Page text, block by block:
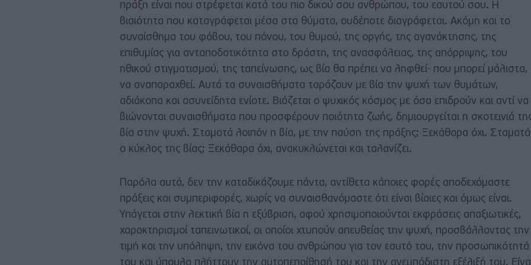
πράξη είναι που στρέφεται κατά του πιο δικού σου ανθρώπου, του εαυτού σου. Η
βιαιότητα που καταγράφεται μέσα στα θύματα, ουδέποτε διαγράφεται. Ακόμη και το
συναίσθημα του φόβου, του πόνου, του θυμού, της οργής, της αγανάκτησης, της
επιθυμίας για ανταποδοτικότητα στο δράστη, της ανασφάλειας, της απόρριψης, του
ηθικού στιγματισμού, της ταπείνωσης, ως βία θα πρέπει να ληφθεί∙ που μπορεί μάλιστα,
να αναπαραχθεί. Αυτά τα συναισθήματα ταράζουν με βία την ψυχή των θυμάτων,
αδιάκοπα και ασυνείδητα ενίοτε. Βιάζεται ο ψυχικός κόσμος με όσα επιδρούν και αντί να
βιώνονται συναισθήματα που προσφέρουν ποιότητα ζωής, δημιουργείται η σκοτεινιά
βία στην ψυχή. Σταματά λοιπόν η βία, με την παύση της πράξης; Ξεκάθαρα όχι. Σταματά
ο κύκλος της βίας; Ξεκάθαρα όχι, ανακυκλώνεται και ταλανίζει.
Παρόλα αυτά, δεν την καταδικάζουμε πάντα, αντίθετα κάποιες φορές αποδεχόμαστε
πράξεις και συμπεριφορές, χωρίς να συναισθανόμαστε ότι είναι βίαιες και όμως είναι.
Υπάγεται στην λεκτική βία η εξύβριση, αφού χρησιμοποιούνται εκφράσεις απαξιωτικές,
χαρακτηρισμοί ταπεινωτικοί, οι οποίοι χτυπούν απευθείας την ψυχή, προσβάλλοντας την
τιμή και την υπόληψη, την εικόνα του ανθρώπου για τον εαυτό του, την προσωπικότητά